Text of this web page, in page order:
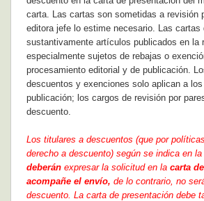
carta. Las cartas son sometidas a revisión
editora jefe lo estime necesario. Las cartas
sustantivamente artículos publicados en la
especialmente sujetos de rebajas o
procesamiento editorial y de publicación.
descuentos y exenciones solo aplican a
publicación; los cargos de revisión por
descuento.
Los titulares a descuentos (que por
derecho a descuento) según se indica en la
deberán expresar la solicitud en la carta
acompañe el envío, de lo contrario, no
descuento. La carta de presentación debe